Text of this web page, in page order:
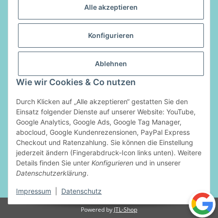
Alle akzeptieren
Konfigurieren
Ablehnen
Wie wir Cookies & Co nutzen
Durch Klicken auf „Alle akzeptieren“ gestatten Sie den
Einsatz folgender Dienste auf unserer Website: YouTube,
Google Analytics, Google Ads, Google Tag Manager,
abocloud, Google Kundenrezensionen, PayPal Express
Checkout und Ratenzahlung. Sie können die Einstellung
jederzeit ändern (Fingerabdruck-Icon links unten). Weitere
Details finden Sie unter Konfigurieren und in unserer
Datenschutzerklärung.
Impressum Datenschutz
Informationen
Gesetzliche Informationen
Zahlungsarten
Powered by JTL-Shop